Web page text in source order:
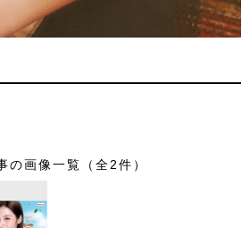
の画像一覧（全2件）